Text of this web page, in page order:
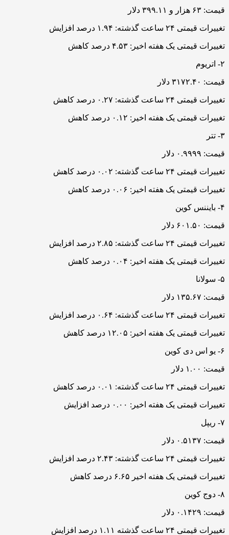
قیمت: ۶۳ هزار و ۳۹۹.۱۱ دلار
تغییرات قیمتی ۲۴ ساعت گذشته: ۱.۹۴ درصد افزایش
تغییرات قیمتی یک هفته اخیر: ۴.۵۳ درصد کاهش
۲- اتریوم
قیمت: ۳۱۷۲.۴۰ دلار
تغییرات قیمتی ۲۴ ساعت گذشته: ۰.۲۷ درصد کاهش
تغییرات قیمتی یک هفته اخیر: ۰.۱۲ درصد کاهش
۳- تتر
قیمت: ۰.۹۹۹۹ دلار
تغییرات قیمتی ۲۴ ساعت گذشته: ۰.۰۲ درصد کاهش
تغییرات قیمتی یک هفته اخیر: ۰.۰۶ درصد کاهش
۴- بایننس کوین
قیمت: ۶۰۱.۵۰ دلار
تغییرات قیمتی ۲۴ ساعت گذشته: ۲.۸۵ درصد افزایش
تغییرات قیمتی یک هفته اخیر: ۰.۰۴ درصد کاهش
۵- سولانا
قیمت: ۱۳۵.۶۷ دلار
تغییرات قیمتی ۲۴ ساعت گذشته: ۰.۶۴ درصد افزایش
تغییرات قیمتی یک هفته اخیر: ۱۲.۰۵ درصد کاهش
۶- یو اس دی کوین
قیمت: ۱.۰۰ دلار
تغییرات قیمتی ۲۴ ساعت گذشته: ۰.۰۱ درصد کاهش
تغییرات قیمتی یک هفته اخیر: ۰.۰۰ درصد افزایش
۷- ریپل
قیمت: ۰.۵۱۳۷ دلار
تغییرات قیمتی ۲۴ ساعت گذشته: ۲.۴۳ درصد افزایش
تغییرات قیمتی یک هفته اخیر ۶.۶۵ درصد کاهش
۸- دوج کوین
قیمت: ۰.۱۴۲۹ دلار
تغییرات قیمتی ۲۴ ساعت گذشته ۱.۱۱ درصد افزایش